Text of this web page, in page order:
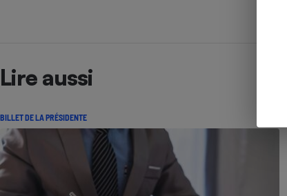
Lire aussi
BILLET DE LA PRÉSIDENTE